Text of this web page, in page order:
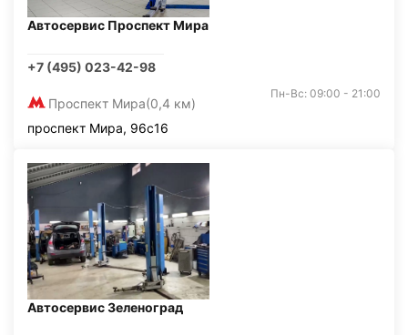
Автосервис Проспект Мира
+7 (495) 023-42-98
Проспект Мира(0,4 км)
Пн-Вс: 09:00 - 21:00
проспект Мира, 96с16
Автосервис Зеленоград